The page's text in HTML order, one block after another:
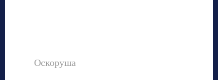
Оскоруша